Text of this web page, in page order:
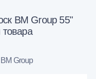
BM Group 55"
товара
BM Group